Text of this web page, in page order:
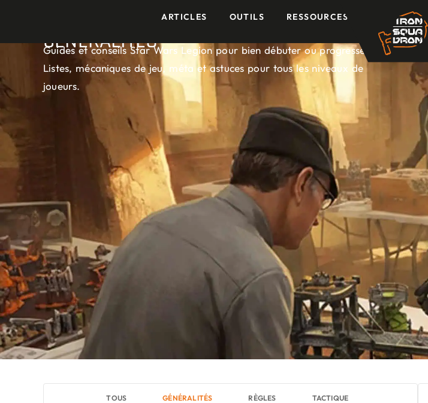
ARTICLES OUTILS RESSOURCES
Généralités
GÉNÉRALITÉS
Guides et conseils Star Wars Legion pour bien débuter ou progresser.
Listes, mécaniques de jeu, méta et astuces pour tous les niveaux de
joueurs.
TOUS GÉNÉRALITÉS RÈGLES
TACTIQUE